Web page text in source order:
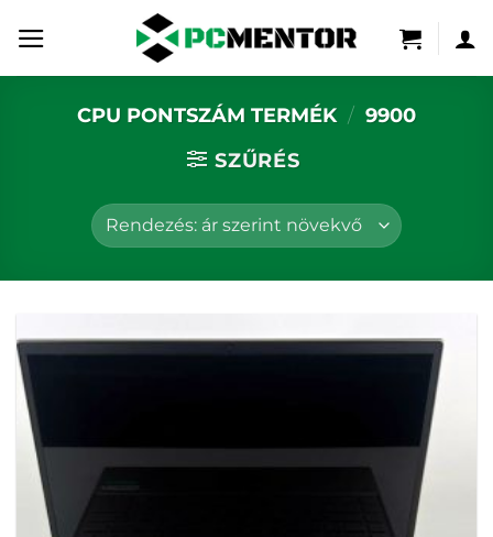
content
CPU PONTSZÁM TERMÉK / 9900
SZŰRÉS